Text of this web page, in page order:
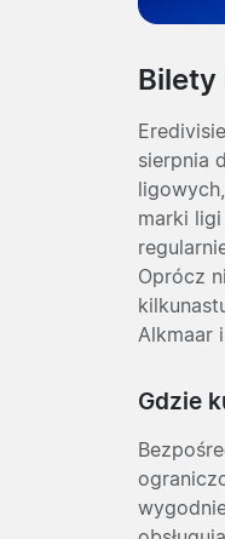
Bilety
sierpnia
marki
Oprócz
Alkmaar
Gdzie